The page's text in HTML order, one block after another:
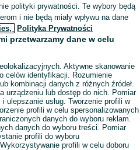
polityki prywatności. Te wybory będą
i nie będą miały wpływu na dane
Polityka Prywatności
przetwarzamy dane w celu
Aktywne skanowanie
celów identyfikacji. Rozumienie
kombinacji danych z różnych źródeł.
urządzeniu lub dostęp do nich. Pomiar
ulepszanie usług. Tworzenie profili w
profili w celu spersonalizowanych
danych do wyboru reklam.
danych do wyboru treści. Pomiar
profili do wyboru
profili w celu doboru